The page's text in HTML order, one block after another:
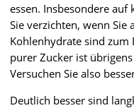
essen. Insbesondere
Sie verzichten, wenn
Kohlenhydrate sind zum
purer Zucker ist
Versuchen Sie also
Deutlich besser sind